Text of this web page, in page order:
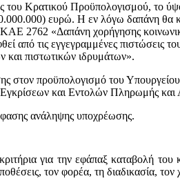
Κρατικού Προϋπολογισμού, το
ευρώ. Η εν λόγω δαπάνη θα
2762 «Δαπάνη χορήγησης
από τις εγγεγραμμένες
και πιστωτικών ιδρυμάτων».
προϋπολογισμό του
Εγκρίσεων και Εντολών Πληρωμής
ανάληψης υποχρέωσης.
για την εφάπαξ καταβολή
τον φορέα, τη διαδικασία,